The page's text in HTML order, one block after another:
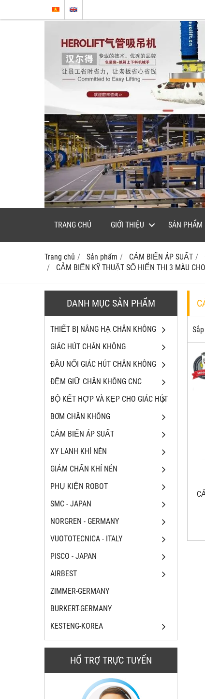
TRANG CHỦ GIỚI THIỆU SẢN PHẨM
Trang chủ Sản phẩm CẢM BIẾN ÁP SUẤT
CẢM BIẾN KỸ THUẬT SỐ HIỂN THỊ 3 MÀU
DANH MỤC SẢN PHẨM
THIẾT BỊ NÂNG HẠ CHÂN KHÔNG
GIÁC HÚT CHÂN KHÔNG
ĐẦU NỐI GIÁC HÚT CHÂN KHÔNG
ĐỆM GIỮ CHÂN KHÔNG CNC
BỘ KẾT HỢP VÀ KẸP CHO GIÁC HÚT
BƠM CHÂN KHÔNG
CẢM BIẾN ÁP SUẤT
XY LANH KHÍ NÉN
GIẢM CHẤN KHÍ NÉN
PHỤ KIỆN ROBOT
SMC - JAPAN
NORGREN - GERMANY
VUOTOTECNICA - ITALY
PISCO - JAPAN
AIRBEST
ZIMMER-GERMANY
BURKERT-GERMANY
KESTENG-KOREA
HỔ TRỢ TRỰC TUYẾN